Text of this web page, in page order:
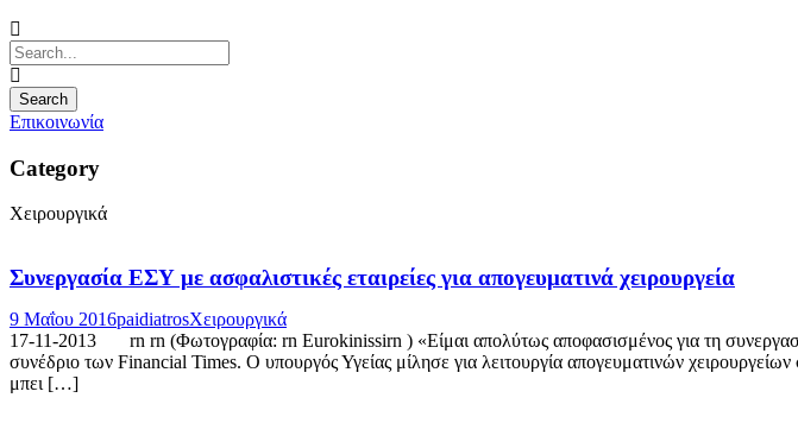
Επικοινωνία
Category
Χειρουργικά
Συνεργασία ΕΣΥ με ασφαλιστικές εταιρείες για απογευματινά χειρουργεία
9 Μαΐου 2016paidiatrosΧειρουργικά
17-11-2013 rn rn (Φωτογραφία: rn Eurokinissirn ) «Είμαι απολύτως αποφασισμένος για τη
συνέδριο των Financial Times. Ο υπουργός Υγείας μίλησε για λειτουργία απογευματινών
μπει […]